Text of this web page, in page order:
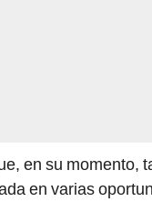
en su momento,
en varias